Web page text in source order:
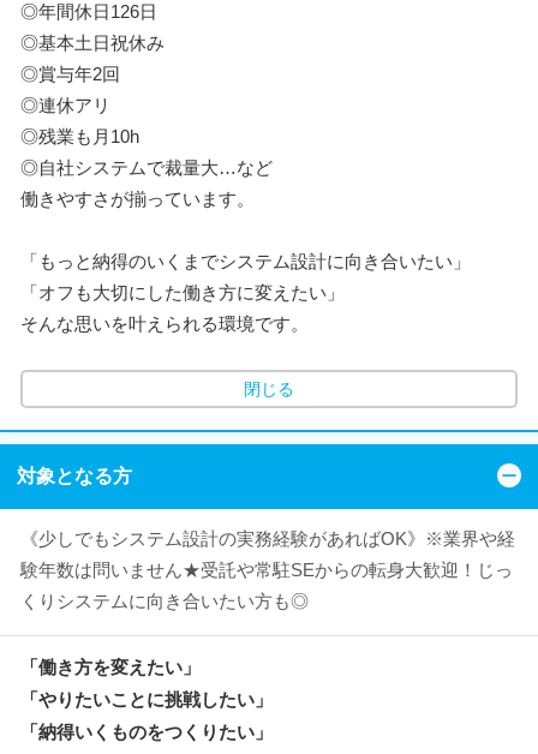
◎年間休日126日
◎基本土日祝休み
◎賞与年2回
◎連休アリ
◎残業も月10h
◎自社システムで裁量大…など
働きやすさが揃っています。
「もっと納得のいくまでシステム設計に向き合いたい」
「オフも大切にした働き方に変えたい」
そんな思いを叶えられる環境です。
閉じる
対象となる方
《少しでもシステム設計の実務経験があればOK》※業界や経
験年数は問いません★受託や常駐SEからの転身大歓迎！じっ
くりシステムに向き合いたい方も◎
「働き方を変えたい」
「やりたいことに挑戦したい」
「納得いくものをつくりたい」